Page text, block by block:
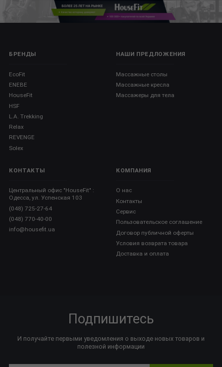
БРЕНДЫ
EcoFit
ENEBE
HouseFit
HSF
L.A. Trekking
Relax
REVENGE
Solex
НАШИ ПРЕДЛОЖЕНИЯ
Массажные столы
Массажные кресла
Массажеры для тела
КОНТАКТЫ
Центральный офис "HouseFit" :
Одесса, ул. Успенская 103
(048) 725-27-64
(048) 770-40-00
info@housefit.ua
КОМПАНИЯ
О нас
Контакты
Сервис
Пользовательское соглашение
Договор публичной оферты
Условия возврата товара
Доставка и оплата
Подпишитесь
И получайте первыми уведомления о выходе новых товаров и
полезной информации